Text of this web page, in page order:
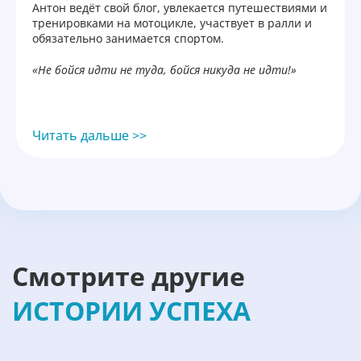
Антон ведёт свой блог, увлекается путешествиями и
тренировками на мотоцикле, участвует в ралли и
обязательно занимается спортом.
«Не бойся идти не туда, бойся никуда не идти!»
Читать дальше >>
Смотрите другие
ИСТОРИИ УСПЕХА